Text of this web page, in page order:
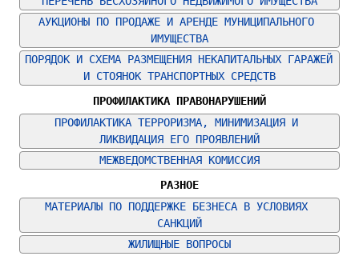
АУКЦИОНЫ ПО ПРОДАЖЕ И АРЕНДЕ МУНИЦИПАЛЬНОГО
ИМУЩЕСТВА
ПОРЯДОК И СХЕМА РАЗМЕЩЕНИЯ НЕКАПИТАЛЬНЫХ ГАРАЖЕЙ
И СТОЯНОК ТРАНСПОРТНЫХ СРЕДСТВ
ПРОФИЛАКТИКА ПРАВОНАРУШЕНИЙ
ПРОФИЛАКТИКА ТЕРРОРИЗМА, МИНИМИЗАЦИЯ И
ЛИКВИДАЦИЯ ЕГО ПРОЯВЛЕНИЙ
МЕЖВЕДОМСТВЕННАЯ КОМИССИЯ
РАЗНОЕ
МАТЕРИАЛЫ ПО ПОДДЕРЖКЕ БЕЗНЕСА В УСЛОВИЯХ
САНКЦИЙ
ЖИЛИЩНЫЕ ВОПРОСЫ